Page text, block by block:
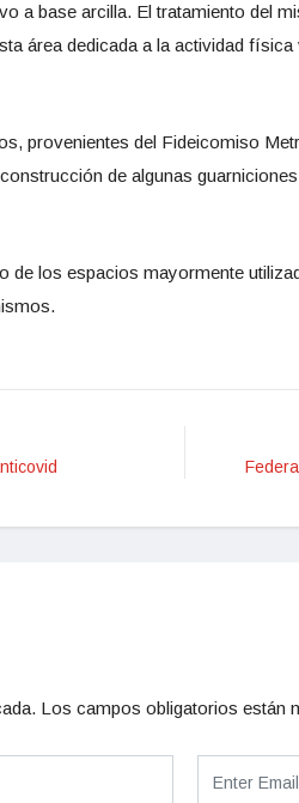
a base arcilla. El tratamiento del
área dedicada a la actividad
provenientes del Fideicomiso
de algunas
de los espacios mayormente
Los campos obligatorios están